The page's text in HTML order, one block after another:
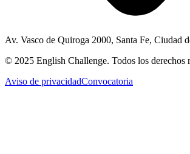
Av. Vasco de Quiroga 2000, Santa Fe, Ciudad
© 2025 English Challenge. Todos los derechos
Aviso de privacidadConvocatoria